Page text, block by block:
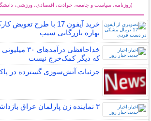
(روزنامه، سیاست و جامعه، حوادث، اقتصادی، ورزشی،
خرید آیفون 17 با طرح
بهاره بازرگانی سیب
خداحافظی
که دیگر کمک‌خرج نیست
جزئیات آتش‌سوزی گسترده در
۳ نماینده زن پارلمان عراق بازداشت شدند+عکس